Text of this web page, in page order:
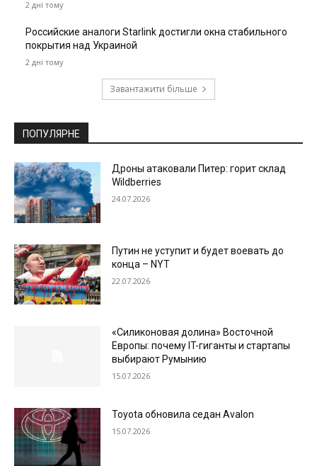
2 дні тому
Российские аналоги Starlink достигли окна стабильного
покрытия над Украиной
2 дні тому
Завантажити більше
ПОПУЛЯРНЕ
Дроны атаковали Питер: горит склад
Wildberries
24.07.2026
Путин не уступит и будет воевать до
конца – NYT
22.07.2026
«Силиконовая долина» Восточной
Европы: почему IT-гиганты и стартапы
выбирают Румынию
15.07.2026
Toyota обновила седан Avalon
15.07.2026